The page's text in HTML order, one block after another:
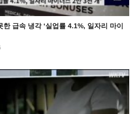
급속 냉각 ‘실업률 4.1%, 일자리 마이